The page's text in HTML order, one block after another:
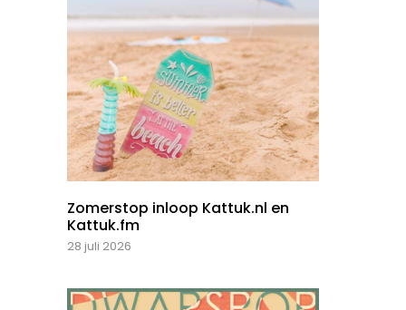
Zomerstop inloop Kattuk.nl en
Kattuk.fm
28 juli 2026